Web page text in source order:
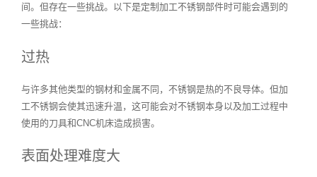
间。但存在一些挑战。以下是定制加工不锈钢部件时可能会遇到的
一些挑战：
过热
与许多其他类型的钢材和金属不同，不锈钢是热的不良导体。但加
工不锈钢会使其迅速升温，这可能会对不锈钢本身以及加工过程中
使用的刀具和CNC机床造成损害。
表面处理难度大